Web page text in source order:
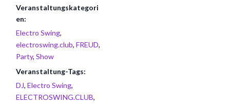
Veranstaltungskategori
en:
Electro Swing,
electroswing.club,FREUD,
Party,Show
Veranstaltung-Tags:
DJ,Electro Swing,
ELECTROSWING.CLUB,